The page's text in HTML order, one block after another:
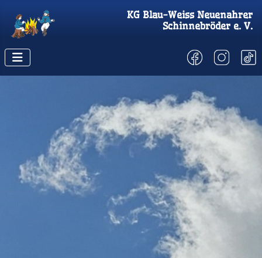
KG Blau-Weiss Neuenahrer
Schinnebröder e. V.